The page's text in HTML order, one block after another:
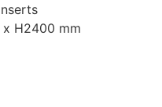
x H2400 mm